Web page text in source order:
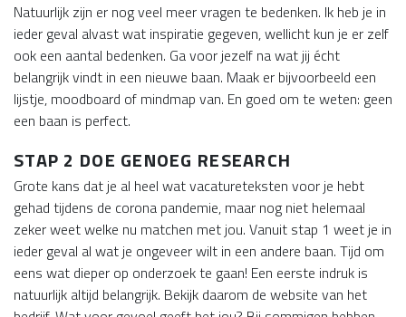
Natuurlijk zijn er nog veel meer vragen te bedenken. Ik heb je in
ieder geval alvast wat inspiratie gegeven, wellicht kun je er zelf
ook een aantal bedenken. Ga voor jezelf na wat jij écht
belangrijk vindt in een nieuwe baan. Maak er bijvoorbeeld een
lijstje, moodboard of mindmap van. En goed om te weten: geen
een baan is perfect.
STAP 2 DOE GENOEG RESEARCH
Grote kans dat je al heel wat vacatureteksten voor je hebt
gehad tijdens de corona pandemie, maar nog niet helemaal
zeker weet welke nu matchen met jou. Vanuit stap 1 weet je in
ieder geval al wat je ongeveer wilt in een andere baan. Tijd om
eens wat dieper op onderzoek te gaan! Een eerste indruk is
natuurlijk altijd belangrijk. Bekijk daarom de website van het